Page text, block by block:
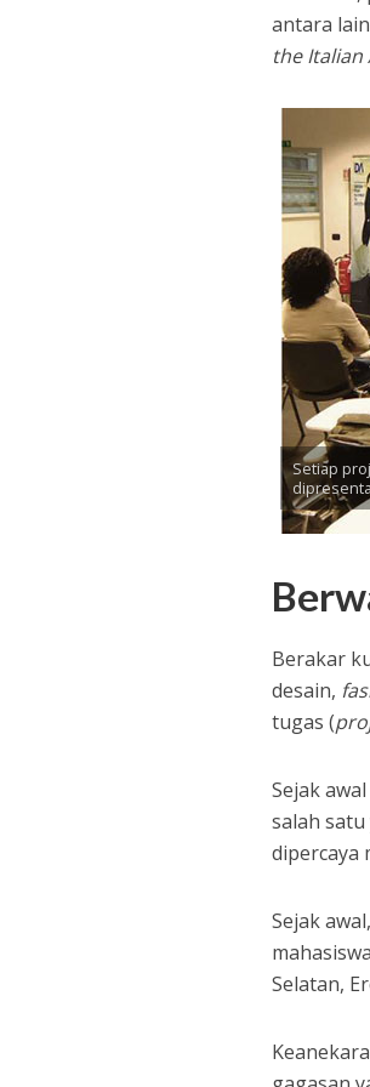
antara lain
the Italian
Setiap
Berakar
desain,
tugas (
Sejak
salah
dipercaya
Sejak
Selatan,